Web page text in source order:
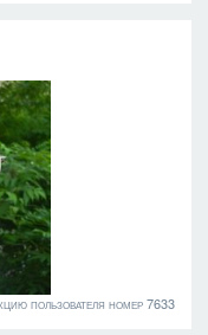
пользователя номер 7633